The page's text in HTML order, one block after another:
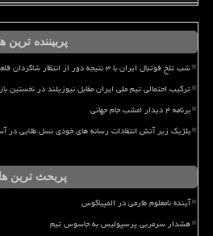
پربیننده ترین
شب تلخ فوتبال ایران با ۳ نتیجه دور از انتظار شاگردان قلعه نویی چطور از صعود بازماندند؟
ترکیب احتمالی تیم ملی ایران مقابل نیوزیلند در نخستین
برنامه ۴ دیدار امشب جام جهانی
بلژیک زیر آتش انتقادات رسانه های خودی نسل طلایی در
پربحث ترین ها
آینده نامعلوم طارمی در المپیاکوس
هشدار سرمربی پرسپولیس به جاسوس تیم